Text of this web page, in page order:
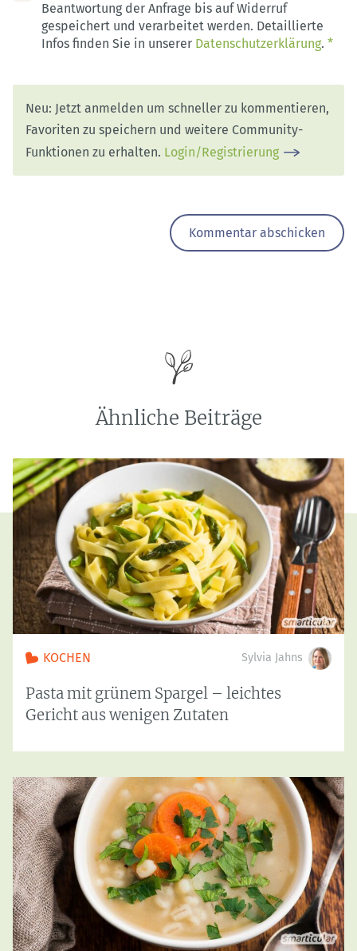
Beantwortung der Anfrage bis auf Widerruf
gespeichert und verarbeitet werden. Detaillierte
Infos finden Sie in unserer Datenschutzerklärung. *
Neu: Jetzt anmelden um schneller zu kommentieren,
Favoriten zu speichern und weitere Community-
Funktionen zu erhalten. Login/Registrierung
Ähnliche Beiträge
KOCHEN Sylvia Jahns
Pasta mit grünem Spargel – leichtes
Gericht aus wenigen Zutaten